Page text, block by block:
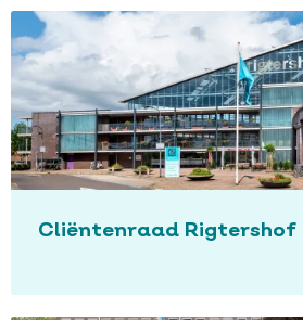
Cliëntenraad Rigtershof